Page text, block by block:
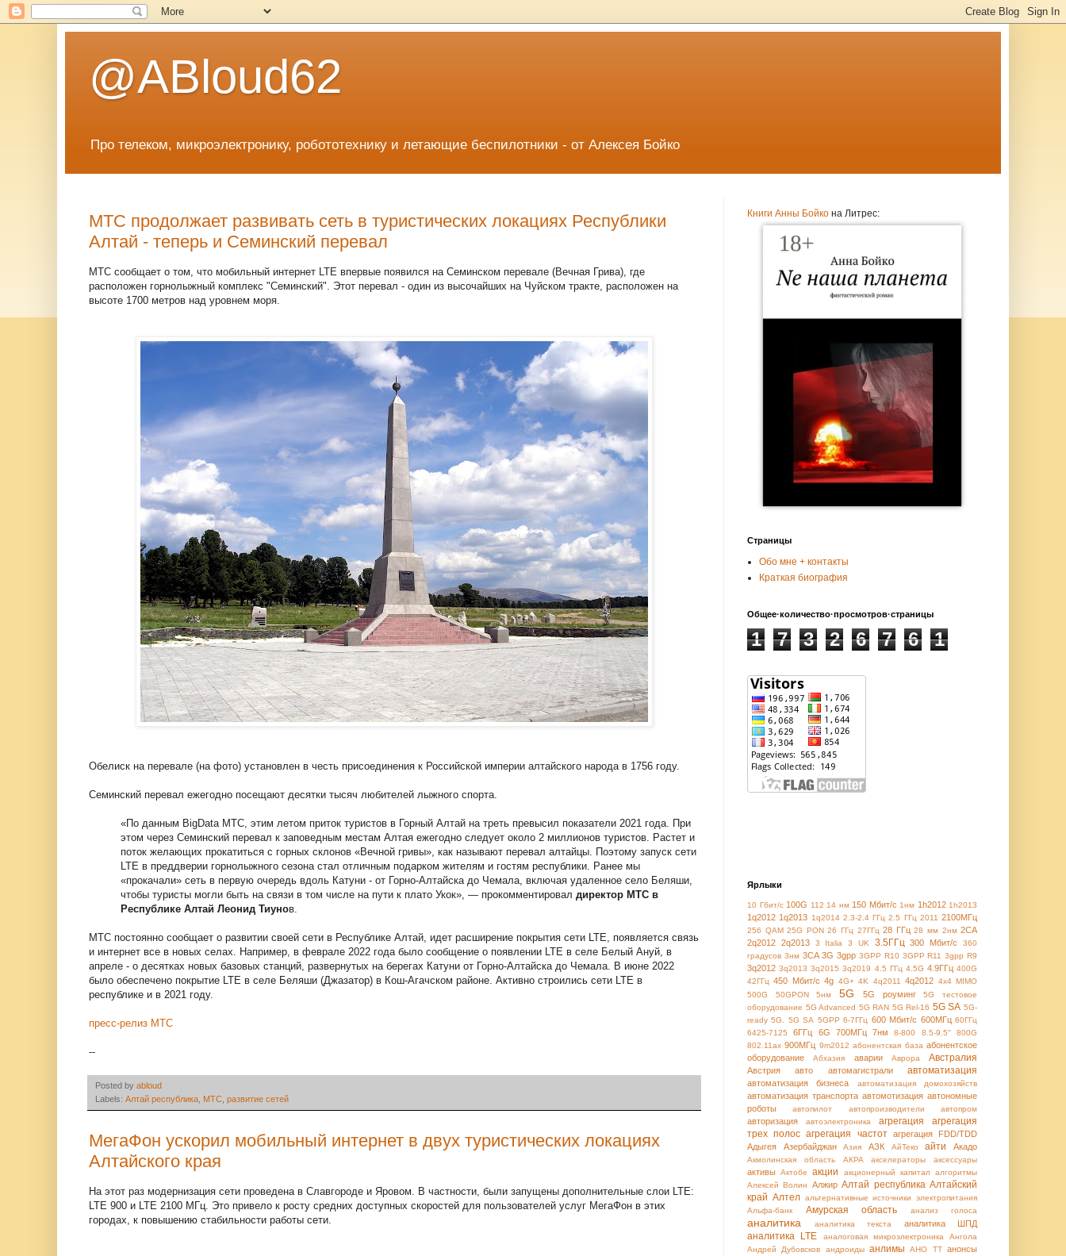
@ABloud62
Про телеком, микроэлектронику, робототехнику и летающие беспилотники - от Алексея Бойко
МТС продолжает развивать сеть в туристических локациях Республики
Алтай - теперь и Семинский перевал
МТС сообщает о том, что мобильный интернет LTE впервые появился на Семинском перевале (Вечная Грива), где
расположен горнолыжный комплекс "Семинский". Этот перевал - один из высочайших на Чуйском тракте, расположен на
высоте 1700 метров над уровнем моря.
Обелиск на перевале (на фото) установлен в честь присоединения к Российской империи алтайского народа в 1756 году.
Семинский перевал ежегодно посещают десятки тысяч любителей лыжного спорта.
«По данным BigData МТС, этим летом приток туристов в Горный Алтай на треть превысил показатели 2021 года. При
этом через Семинский перевал к заповедным местам Алтая ежегодно следует около 2 миллионов туристов. Растет и
поток желающих прокатиться с горных склонов «Вечной гривы», как называют перевал алтайцы. Поэтому запуск сети
LTE в преддверии горнолыжного сезона стал отличным подарком жителям и гостям республики. Ранее мы
«прокачали» сеть в первую очередь вдоль Катуни - от Горно-Алтайска до Чемала, включая удаленное село Беляши,
чтобы туристы могли быть на связи в том числе на пути к плато Укок», — прокомментировал директор МТС в
Республике Алтай Леонид Тиунов.
МТС постоянно сообщает о развитии своей сети в Республике Алтай, идет расширение покрытия сети LTE, появляется связь
и интернет все в новых селах. Например, в феврале 2022 года было сообщение о появлении LTE в селе Белый Ануй, в
апреле - о десятках новых базовых станций, развернутых на берегах Катуни от Горно-Алтайска до Чемала. В июне 2022
было обеспечено покрытие LTE в селе Беляши (Джазатор) в Кош-Агачском районе. Активно строились сети LTE в
республике и в 2021 году.
пресс-релиз МТС
--
Posted by abloud
Labels: Алтай республика МТС развитие сетей
МегаФон ускорил мобильный интернет в двух туристических локациях
Алтайского края
На этот раз модернизация сети проведена в Славгороде и Яровом. В частности, были запущены дополнительные слои LTE:
LTE 900 и LTE 2100 МГц. Это привело к росту средних доступных скоростей для пользователей услуг МегаФон в этих
городах, к повышению стабильности работы сети.
Книги Анны Бойко на Литрес:
Страницы
Обо мне + контакты
Краткая биография
Общее·количество·просмотров·страницы
1 7 3 2 6 7 6 1
Ярлыки
10 Гбит/с 100G 112 14 нм 150 Мбит/с 1нм 1h2012 1h2013
1q2012 1q2013 1q2014 2.3-2.4 ГГц 2.5 ГГц 2011 2100МГц
256 QAM 25G PON 26 ГГц 27ГГц 28 ГГц 28 мм 2нм 2CA
2q2012 2q2013 3 Italia 3 UK 3.5ГГц 300 Мбит/с
360
градусов 3нм 3CA 3G 3gpp 3GPP R10 3GPP R11 3gpp R9
3q2012 3q2013 3q2015 3q2019 4.5 ГГц 4.5G 4.9ГГц 400G
42ГГц 450 Мбит/с 4g 4G+ 4K 4q2011 4q2012 4x4 MIMO
500G
50GPON 5нм 5G 5G роуминг
5G тестовое
оборудование 5G Advanced 5G RAN 5G Rel-16 5G SA 5G-
ready 5G. 5G SA 5GPP 6-7ГГц 600 Мбит/с 600МГц 60ГГц
6425-7125
6ГГц 6G 700МГц 7нм 8-800 8.5-9.5"
800G
802.11ax 900МГц 9m2012 абонентская база абонентское
оборудование
Абхазия аварии Аврора Австралия
Австрия авто автомагистрали автоматизация
автоматизация бизнеса автоматизация домохозяйств
автоматизация транспорта автомотизация автономные
роботы
автопилот автопроизводители автопром
авторизация автоэлектроника агрегация
агрегация
трех полос агрегация частот
агрегация FDD/TDD
Адыгея
Азербайджан Азия АЗК АйТеко айти Акадо
Акмолинская область АКРА акселераторы аксессуары
активы Актобе акции акционерный капитал алгоритмы
Алексей Волин
Алжир Алтай республика Алтайский
край Алтел альтернативные источники электропитания
Альфа-банк
Амурская область анализ голоса
аналитика аналитика текста аналитика ШПД
аналитика LTE аналоговая микроэлектроника
Ангола
Андрей Дубовсков
андроиды анлимы АНО ТТ анонсы